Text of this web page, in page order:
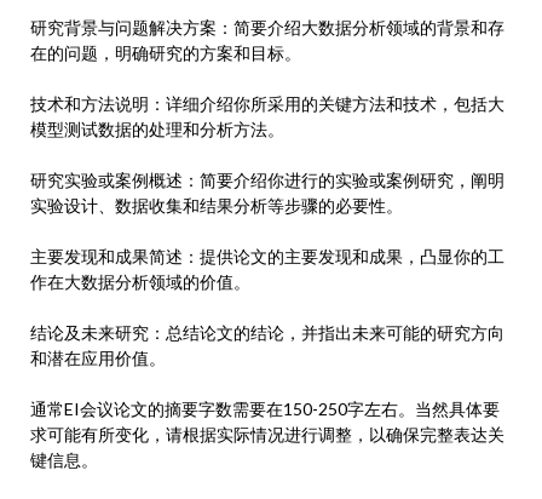
研究背景与问题解决方案：简要介绍大数据分析领域的背景和存
在的问题，明确研究的方案和目标。
技术和方法说明：详细介绍你所采用的关键方法和技术，包括大
模型测试数据的处理和分析方法。
研究实验或案例概述：简要介绍你进行的实验或案例研究，阐明
实验设计、数据收集和结果分析等步骤的必要性。
主要发现和成果简述：提供论文的主要发现和成果，凸显你的工
作在大数据分析领域的价值。
结论及未来研究：总结论文的结论，并指出未来可能的研究方向
和潜在应用价值。
通常EI会议论文的摘要字数需要在150-250字左右。当然具体要
求可能有所变化，请根据实际情况进行调整，以确保完整表达关
键信息。